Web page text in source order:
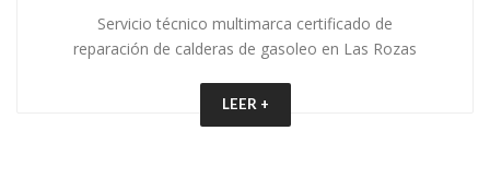
Servicio técnico multimarca certificado de
reparación de calderas de gasoleo en Las Rozas
LEER +